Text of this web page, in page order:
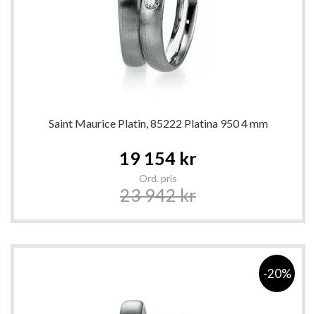
Saint Maurice Platin, 85222 Platina 950 4 mm
19 154 kr
Ord. pris
23 942 kr
-20%